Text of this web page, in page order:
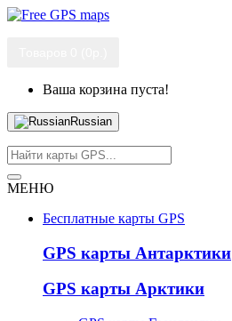
Ваша корзина пуста!
Russian
МЕНЮ
Бесплатные карты GPS
GPS карты Антарктики
GPS карты Арктики